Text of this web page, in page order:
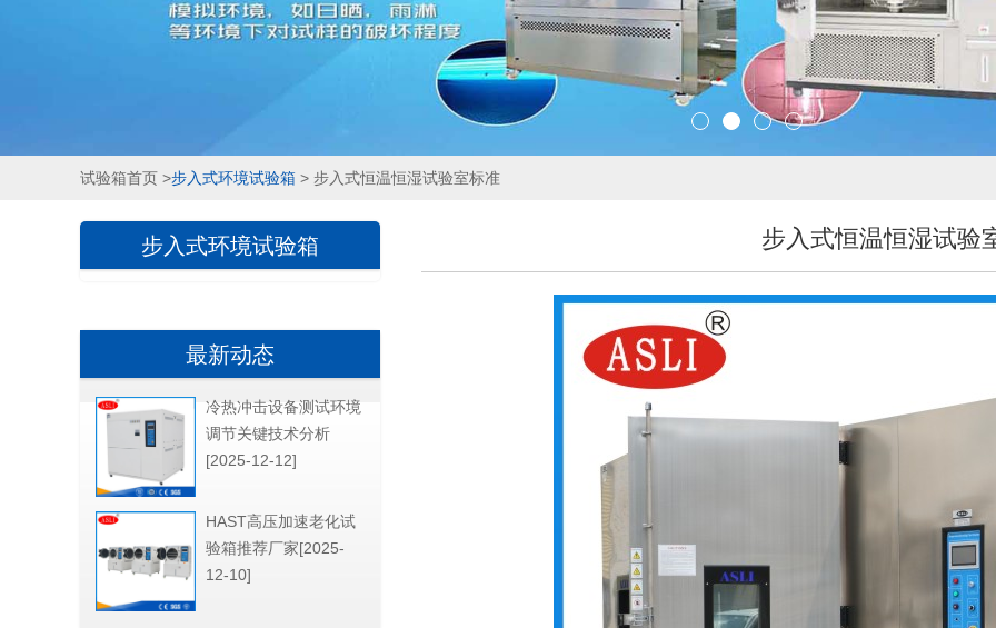
试验箱首页 >步入式环境试验箱 > 步入式恒温恒湿试验室标准
步入式恒温恒湿试验
步入式环境试验箱
最新动态
冷热冲击设备测试环境
调节关键技术分析
[2025-12-12]
HAST高压加速老化试
验箱推荐厂家[2025-
12-10]